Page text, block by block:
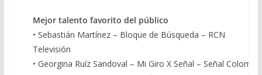
Mejor talento favorito del público
• Sebastián Martínez – Bloque de Búsqueda – RCN
Televisión
• Georgina Ruíz Sandoval – Mi Giro X Señal – Señal Colombia